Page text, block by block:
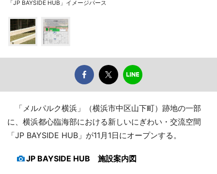
「JP BAYSIDE HUB」イメージパース
「メルパルク横浜」（横浜市中区山下町）跡地の一部
に、横浜都心臨海部における新しいにぎわい・交流空間
「JP BAYSIDE HUB」が11月1日にオープンする。
JP BAYSIDE HUB 施設案内図